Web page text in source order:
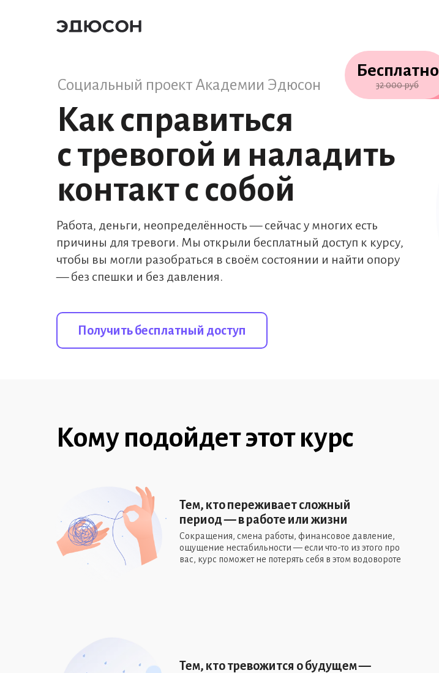
Бесплатно
32 000руб
Работа, деньги, неопределённость — сейчас у многих есть
причины для тревоги. Мы открыли бесплатный доступ к курсу,
чтобы вы могли разобраться в своём состоянии и найти опору
— без спешки и без давления.
Получить бесплатный доступ
Как справиться
с тревогой и наладить
контакт с собой
Социальный проект Академии Эдюсон
Кому подойдет этот курс
Тем, кто переживает сложный
период — в работе или жизни
Тем, кто тревожится о будущем —
Сокращения, смена работы, финансовое давление,
ощущение нестабильности — если что-то из этого про
вас, курс поможет не потерять себя в этом водовороте